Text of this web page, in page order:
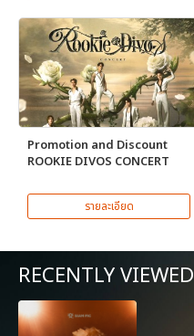
Promotion and Discount
ROOKIE DIVOS CONCERT
รายละเอียด
RECENTLY VIEWED